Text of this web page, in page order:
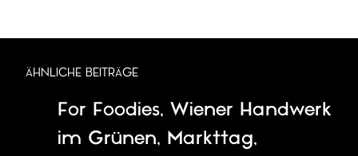
ÄHNLICHE BEITRÄGE
For Foodies, Wiener Handwerk
im Grünen, Markttag,